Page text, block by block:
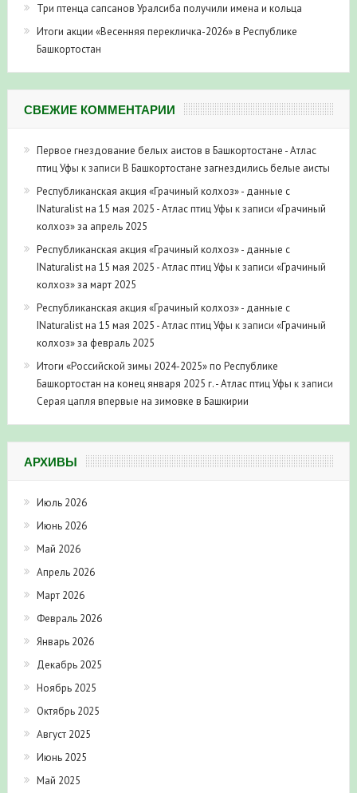
Три птенца сапсанов Уралсиба получили имена и кольца
Итоги акции «Весенняя перекличка-2026» в Республике
Башкортостан
СВЕЖИЕ КОММЕНТАРИИ
Первое гнездование белых аистов в Башкортостане - Атлас
птиц Уфы к записи В Башкортостане загнездились белые аисты
Республиканская акция «Грачиный колхоз» - данные с
INaturalist на 15 мая 2025 - Атлас птиц Уфы к записи «Грачиный
колхоз» за апрель 2025
Республиканская акция «Грачиный колхоз» - данные с
INaturalist на 15 мая 2025 - Атлас птиц Уфы к записи «Грачиный
колхоз» за март 2025
Республиканская акция «Грачиный колхоз» - данные с
INaturalist на 15 мая 2025 - Атлас птиц Уфы к записи «Грачиный
колхоз» за февраль 2025
Итоги «Российской зимы 2024-2025» по Республике
Башкортостан на конец января 2025 г. - Атлас птиц Уфы к записи
Серая цапля впервые на зимовке в Башкирии
АРХИВЫ
Июль 2026
Июнь 2026
Май 2026
Апрель 2026
Март 2026
Февраль 2026
Январь 2026
Декабрь 2025
Ноябрь 2025
Октябрь 2025
Август 2025
Июнь 2025
Май 2025